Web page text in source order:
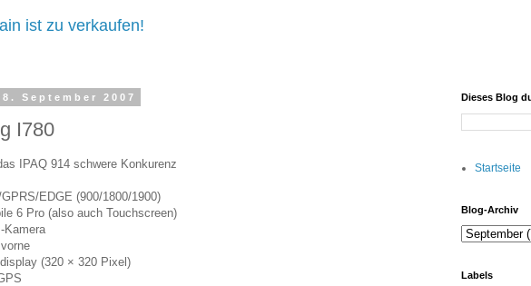
ist zu verkaufen!
September 2007
I780
IPAQ 914 schwere Konkurenz
EDGE (900/1800/1900)
6 Pro (also auch Touchscreen)
Kamera
(320 × 320 Pixel)
Dieses Blog
Startseite
Blog-Archiv
Labels